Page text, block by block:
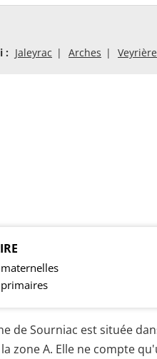
: Jaleyrac Arches
maternelles
primaires
de Sourniac est située
zone A. Elle ne compte